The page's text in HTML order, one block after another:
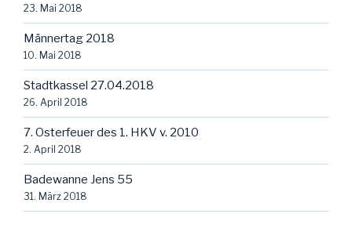
23. Mai 2018
Männertag 2018
10. Mai 2018
Stadtkassel 27.04.2018
26. April 2018
7. Osterfeuer des 1. HKV v. 2010
2. April 2018
Badewanne Jens 55
31. März 2018